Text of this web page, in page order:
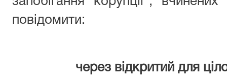
повідомити:
через відкритий для